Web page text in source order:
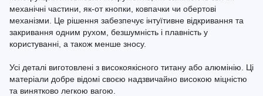
механічні частини, як-от кнопки, ковпачки чи обертові
механізми. Це рішення забезпечує інтуїтивне відкривання та
закривання одним рухом, безшумність і плавність у
користуванні, а також менше зносу.
Усі деталі виготовлені з високоякісного титану або алюмінію. Ці
матеріали добре відомі своєю надзвичайно високою міцністю
та винятково легкою вагою.